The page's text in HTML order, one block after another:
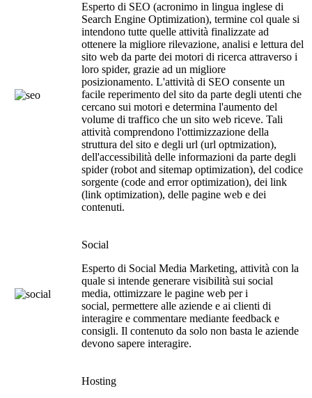
Esperto di SEO (acronimo in lingua inglese di
Search Engine Optimization), termine col quale si
intendono tutte quelle attività finalizzate ad
ottenere la migliore rilevazione, analisi e lettura del
sito web da parte dei motori di ricerca attraverso i
loro spider, grazie ad un migliore
posizionamento. L'attività di SEO consente un
facile reperimento del sito da parte degli utenti che
cercano sui motori e determina l'aumento del
volume di traffico che un sito web riceve. Tali
attività comprendono l'ottimizzazione della
struttura del sito e degli url (url optmization),
dell'accessibilità delle informazioni da parte degli
spider (robot and sitemap optimization), del codice
sorgente (code and error optimization), dei link
(link optimization), delle pagine web e dei
contenuti.
Social
Esperto di Social Media Marketing, attività con la
quale si intende generare visibilità sui social
media, ottimizzare le pagine web per i
social, permettere alle aziende e ai clienti di
interagire e commentare mediante feedback e
consigli. Il contenuto da solo non basta le aziende
devono sapere interagire.
Hosting